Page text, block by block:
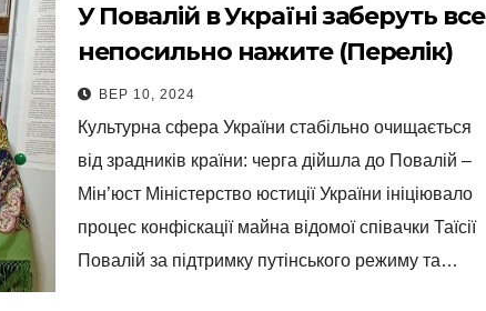
У Повалій в Україні заберуть все
непосильно нажите (Перелік)
ВЕР 10, 2024
Культурна сфера України стабільно очищається
від зрадників країни: черга дійшла до Повалій –
Мін’юст Міністерство юстиції України ініціювало
процес конфіскації майна відомої співачки Таїсії
Повалій за підтримку путінського режиму та…